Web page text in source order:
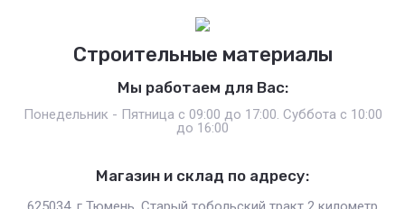
Строительные материалы
Мы работаем для Вас:
Понедельник - Пятница с 09:00 до 17:00. Суббота с 10:00
до 16:00
Магазин и склад по адресу: